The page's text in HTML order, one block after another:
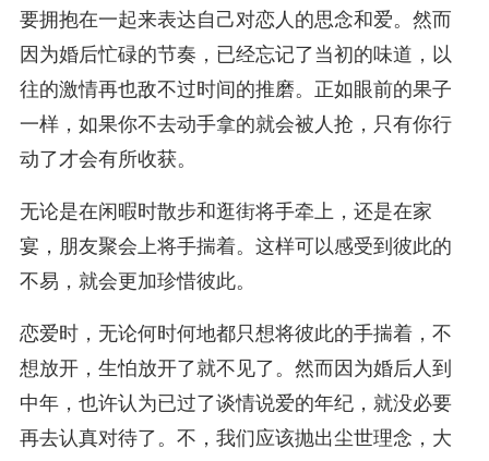
要拥抱在一起来表达自己对恋人的思念和爱。然而
因为婚后忙碌的节奏，已经忘记了当初的味道，以
往的激情再也敌不过时间的推磨。正如眼前的果子
一样，如果你不去动手拿的就会被人抢，只有你行
动了才会有所收获。
无论是在闲暇时散步和逛街将手牵上，还是在家
宴，朋友聚会上将手揣着。这样可以感受到彼此的
不易，就会更加珍惜彼此。
恋爱时，无论何时何地都只想将彼此的手揣着，不
想放开，生怕放开了就不见了。然而因为婚后人到
中年，也许认为已过了谈情说爱的年纪，就没必要
再去认真对待了。不，我们应该抛出尘世理念，大